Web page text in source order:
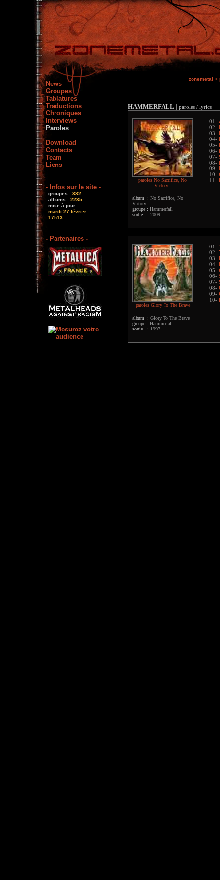
News
Groupes
Tablatures
Traductions
Chroniques
Interviews
Paroles
Download
Contacts
Team
Liens
- Infos sur le site -
groupes : 382
albums : 2235
mise à jour :
mardi 27 février
17h13 ...
- Partenaires -
zonemetal >
HAMMERFALL | paroles / lyrics
paroles No Sacrifice, No
Victory
album : No Sacrifice, No
Victory
groupe : Hammerfall
sortie : 2009
01-
02-
03-
04-
05-
06-
07-
08-
09-
10-
11-
paroles Glory To The Brave
album : Glory To The Brave
groupe : Hammerfall
sortie : 1997
01-
02-
03-
04-
05-
06-
07-
08-
09-
10-